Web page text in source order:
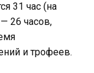
31 час (на
26 часов,
и трофеев.